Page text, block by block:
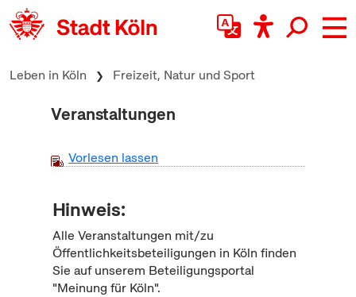
zum Inhalt springen
Leben in Köln Freizeit, Natur und Sport
Veranstaltungen
Vorlesen lassen
Hinweis:
Alle Veranstaltungen mit/zu
Öffentlichkeitsbeteiligungen in Köln finden
Sie auf unserem Beteiligungsportal
"Meinung für Köln".